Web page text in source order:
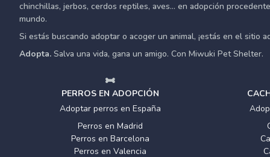
chinchillas, jerbos, cerdos reptiles, aves... en adopción
mundo.
Si estás buscando adoptar o acoger un animal, ¡estás en el sitio
Adopta. Salva una vida, gana un amigo. Con Miwuki Pet Shelter.
PERROS EN ADOPCIÓN
Adoptar perros en España
Perros en Madrid
Perros en Barcelona
Perros en Valencia